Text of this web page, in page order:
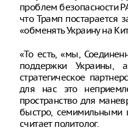
проблем безопасности
что Трамп постарается
«обменять Украину на
«То есть, «мы,
поддержки Украины,
стратегическое
для нас это
пространство для
быстро, семимильными
считает политолог.